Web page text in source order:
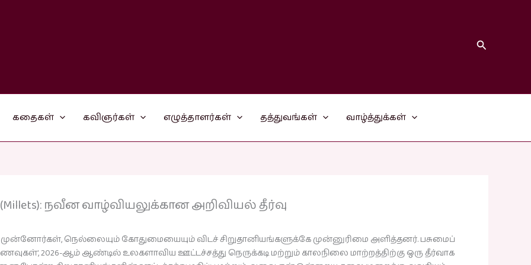
Search
கதைகள் கவிஞர்கள் எழுத்தாளர்கள் தத்துவங்கள் வாழ்த்துக்கள்
நவீன வாழ்வியலுக்கான அறிவியல் தீர்வு
நெல்லையும் கோதுமையையும் விடச் சிறுதானியங்களுக்கே முன்னுரிமை அளித்தனர். பசுமைப்
2026-ஆம் ஆண்டில் உலகளாவிய ஊட்டச்சத்து நெருக்கடி மற்றும் காலநிலை மாற்றத்திற்கு ஒரு தீர்வாக